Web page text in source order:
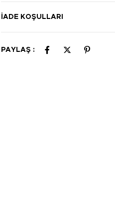
İADE KOŞULLARI
PAYLAŞ :